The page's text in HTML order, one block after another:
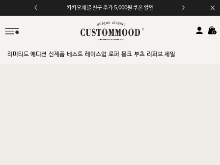
카카오채널 친구 추가 5,000원 쿠폰 할인
리미티드 에디션 신제품 베스트 레이스업 로퍼 몽크 부츠 리퍼브 세일